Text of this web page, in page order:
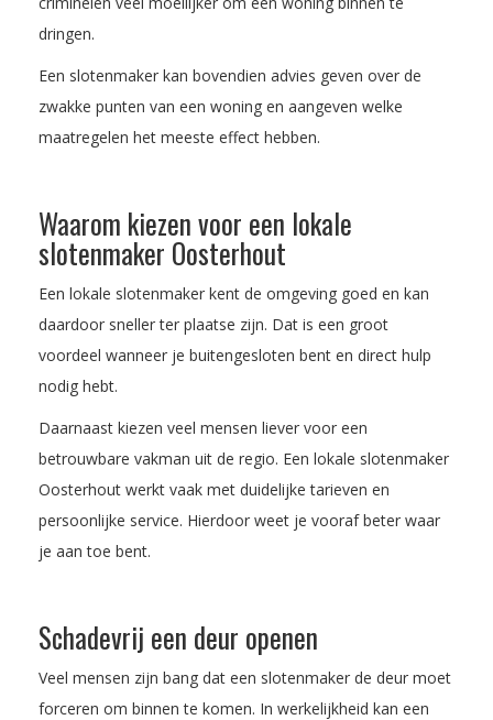
dringen.
Een slotenmaker kan bovendien advies geven over de
zwakke punten van een woning en aangeven welke
maatregelen het meeste effect hebben.
Waarom kiezen voor een lokale
slotenmaker Oosterhout
Een lokale slotenmaker kent de omgeving goed en kan
daardoor sneller ter plaatse zijn. Dat is een groot
voordeel wanneer je buitengesloten bent en direct hulp
nodig hebt.
Daarnaast kiezen veel mensen liever voor een
betrouwbare vakman uit de regio. Een lokale slotenmaker
Oosterhout werkt vaak met duidelijke tarieven en
persoonlijke service. Hierdoor weet je vooraf beter waar
je aan toe bent.
Schadevrij een deur openen
Veel mensen zijn bang dat een slotenmaker de deur moet
forceren om binnen te komen. In werkelijkheid kan een